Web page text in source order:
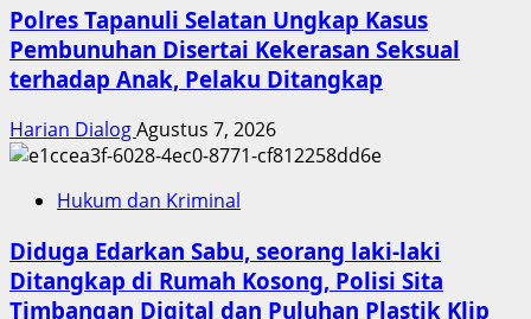
Polres Tapanuli Selatan Ungkap Kasus
Pembunuhan Disertai Kekerasan Seksual
terhadap Anak, Pelaku Ditangkap
Harian DialogAgustus 7, 2026
Hukum dan Kriminal
Diduga Edarkan Sabu, seorang laki-laki
Ditangkap di Rumah Kosong, Polisi Sita
Timbangan Digital dan Puluhan Plastik Klip